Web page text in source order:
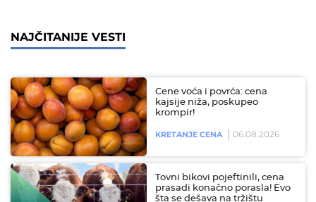
NAJČITANIJE VESTI
Cene voća i povrća: cena
kajsije niža, poskupeo
krompir!
KRETANJE CENA 06.08.2026
Tovni bikovi pojeftinili, cena
prasadi konačno porasla! Evo
šta se dešava na tržištu